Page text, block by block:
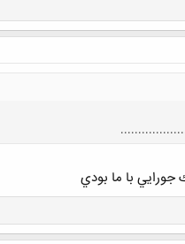
با ما بودي